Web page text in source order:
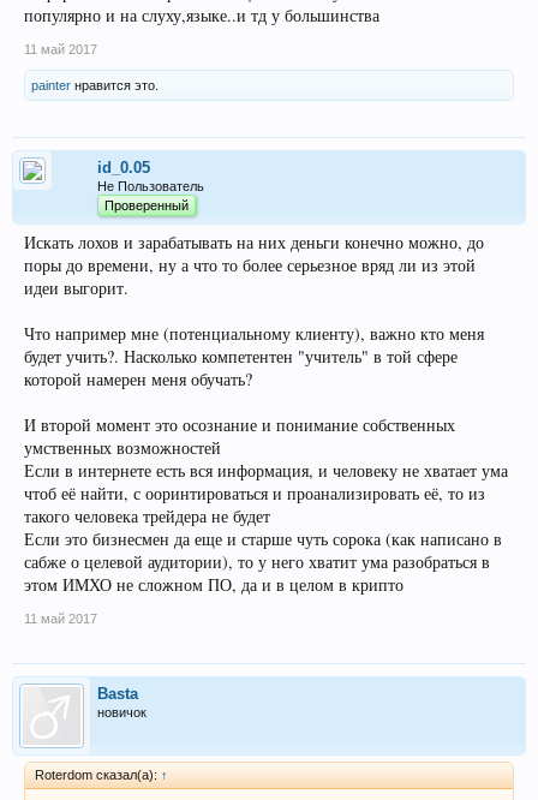
популярно и на слуху,языке..и тд у большинства
11 май 2017
painter нравится это.
id_0.05
Не Пользователь
Проверенный
Искать лохов и зарабатывать на них деньги конечно можно, до
поры до времени, ну а что то более серьезное вряд ли из этой
идеи выгорит.
Что например мне (потенциальному клиенту), важно кто меня
будет учить?. Насколько компетентен "учитель" в той сфере
которой намерен меня обучать?
И второй момент это осознание и понимание собственных
умственных возможностей
Если в интернете есть вся информация, и человеку не хватает ума
чтоб её найти, с ооринтироваться и проанализировать её, то из
такого человека трейдера не будет
Если это бизнесмен да еще и старше чуть сорока (как написано в
сабже о целевой аудитории), то у него хватит ума разобраться в
этом ИМХО не сложном ПО, да и в целом в крипто
11 май 2017
Basta
новичок
Roterdom сказал(а): ↑